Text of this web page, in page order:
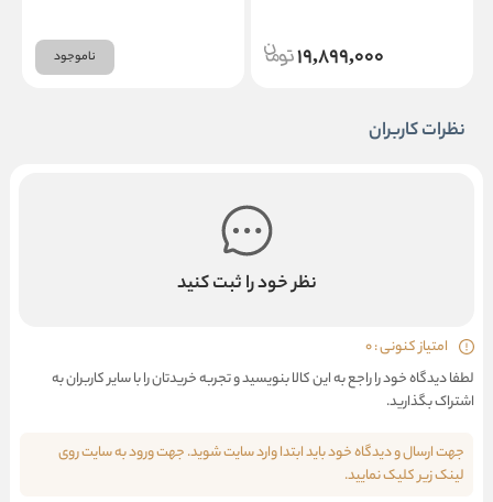
19,899,000 ناموجود
نظرات کاربران
نظر خود را ثبت کنید
امتیاز کنونی : 0
لطفا دیدگاه خود را راجع به این کالا بنویسید و تجربه خریدتان را با سایر کاربران به
اشتراک بگذارید.
جهت ارسال و دیدگاه خود باید ابتدا وارد سایت شوید. جهت ورود به سایت روی
لینک زیر کلیک نمایید.